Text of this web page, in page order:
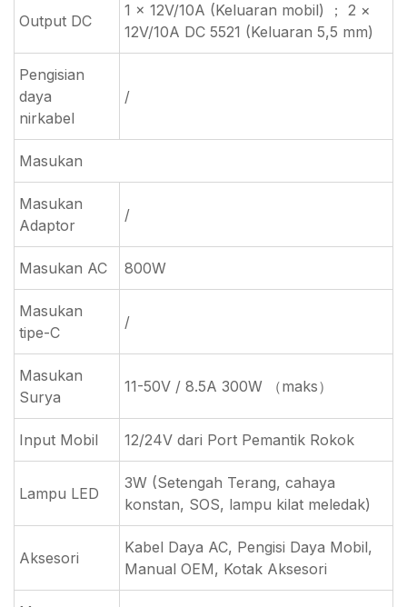
Output DC
1 × 12V/10A (Keluaran mobil) ； 2 ×
12V/10A DC 5521 (Keluaran 5,5 mm)
Pengisian
daya
nirkabel
/
Masukan
Masukan
Adaptor
/
Masukan AC 800W
Masukan
tipe-C
/
Masukan
Surya
11-50V / 8.5A 300W （maks）
Input Mobil 12/24V dari Port Pemantik Rokok
Lampu LED
3W (Setengah Terang, cahaya
konstan, SOS, lampu kilat meledak)
Aksesori
Kabel Daya AC, Pengisi Daya Mobil,
Manual OEM, Kotak Aksesori